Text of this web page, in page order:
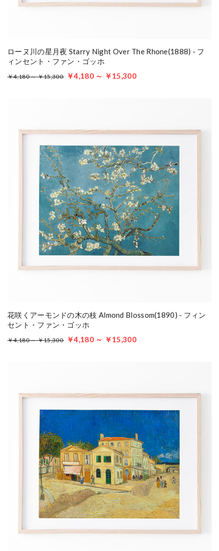
ローヌ川の星月夜 Starry Night Over The Rhone(1888) - フ
ィンセント・ファン・ゴッホ
￥4,180 ～ ￥15,300 ￥4,180 ～ ￥15,300
花咲くアーモンドの木の枝 Almond Blossom(1890) - フィン
セント・ファン・ゴッホ
￥4,180 ～ ￥15,300 ￥4,180 ～ ￥15,300